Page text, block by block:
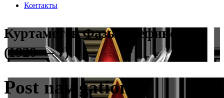
Контакты
Куртаметов Фазыл Тефикович
(1920 — ?)
Post navigation